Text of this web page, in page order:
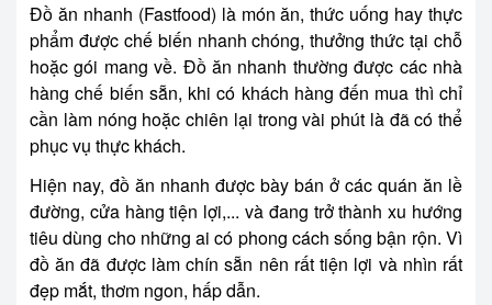
Đồ ăn nhanh (Fastfood) là món ăn, thức uống hay thực
phẩm được chế biến nhanh chóng, thưởng thức tại chỗ
hoặc gói mang về. Đồ ăn nhanh thường được các nhà
hàng chế biến sẵn, khi có khách hàng đến mua thì chỉ
cần làm nóng hoặc chiên lại trong vài phút là đã có thể
phục vụ thực khách.
Hiện nay, đồ ăn nhanh được bày bán ở các quán ăn lề
đường, cửa hàng tiện lợi,... và đang trở thành xu hướng
tiêu dùng cho những ai có phong cách sống bận rộn. Vì
đồ ăn đã được làm chín sẵn nên rất tiện lợi và nhìn rất
đẹp mắt, thơm ngon, hấp dẫn.